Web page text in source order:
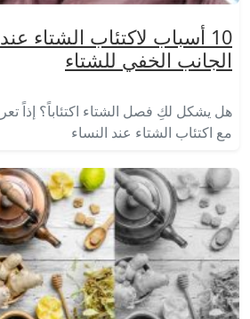
10 أسباب لاكتئاب الشتاء
الجانب الخفي للشتاء
هل يشكل لكِ فصل الشتاء اكتئاباً؟ إذاً
مع اكتئاب الشتاء عند النساء